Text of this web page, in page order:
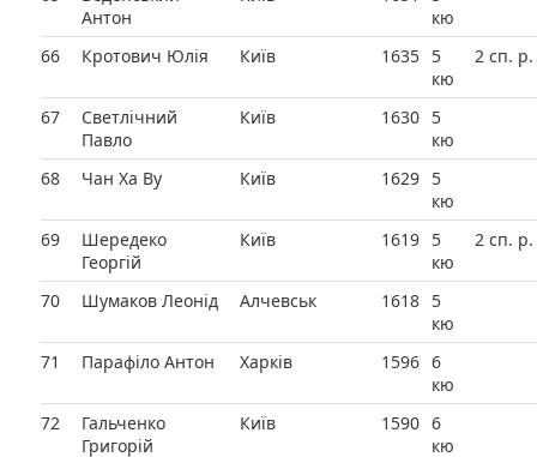
Антон
кю
66
Кротович Юлія Київ 1635 5
кю
2 сп. р.
67
Светлічний
Павло
Київ 1630 5
кю
68
Чан Ха Ву Київ 1629 5
кю
69
Шередеко
Георгій
Київ 1619 5
кю
2 сп. р.
70 Шумаков Леонід Алчевськ 1618 5
кю
71
Парафіло Антон Харків 1596 6
кю
72
Гальченко
Григорій
Київ 1590 6
кю